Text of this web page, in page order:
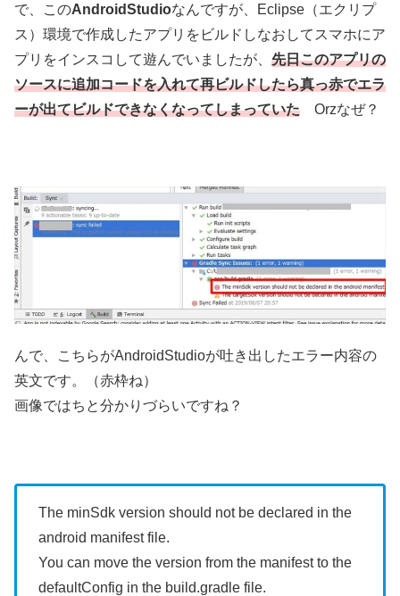
で、このAndroidStudioなんですが、Eclipse（エクリプ
ス）環境で作成したアプリをビルドしなおしてスマホにア
プリをインスコして遊んでいましたが、 先日このアプリの
ソースに追加コードを入れて再ビルドしたら真っ赤でエラ
ーが出てビルドできなくなってしまっていた Orzなぜ？
んで、こちらがAndroidStudioが吐き出したエラー内容の
英文です。（赤枠ね）
画像ではちと分かりづらいですね？
The minSdk version should not be declared in the
android manifest file.
You can move the version from the manifest to the
defaultConfig in the build.gradle file.